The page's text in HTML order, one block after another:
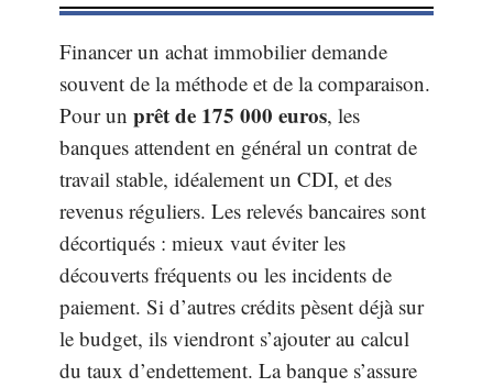
Financer un achat immobilier demande
souvent de la méthode et de la comparaison.
Pour un prêt de 175 000 euros, les
banques attendent en général un contrat de
travail stable, idéalement un CDI, et des
revenus réguliers. Les relevés bancaires sont
décortiqués : mieux vaut éviter les
découverts fréquents ou les incidents de
paiement. Si d’autres crédits pèsent déjà sur
le budget, ils viendront s’ajouter au calcul
du taux d’endettement. La banque s’assure